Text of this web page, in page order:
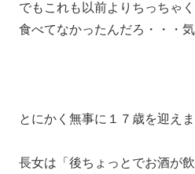
でもこれも以前よりちっちゃ
食べてなかったんだろ・・・
とにかく無事に１７歳を迎えま
長女は「後ちょっとでお酒が飲